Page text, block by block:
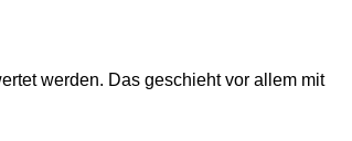
werden. Das geschieht vor allem mit